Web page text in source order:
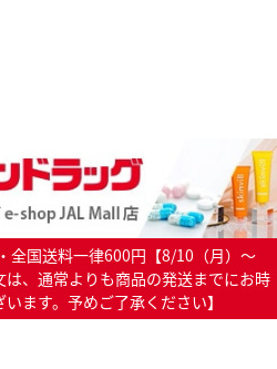
全国送料一律600円【8/10（月）～
、通常よりも商品の発送までにお時
ます。予めご了承ください】